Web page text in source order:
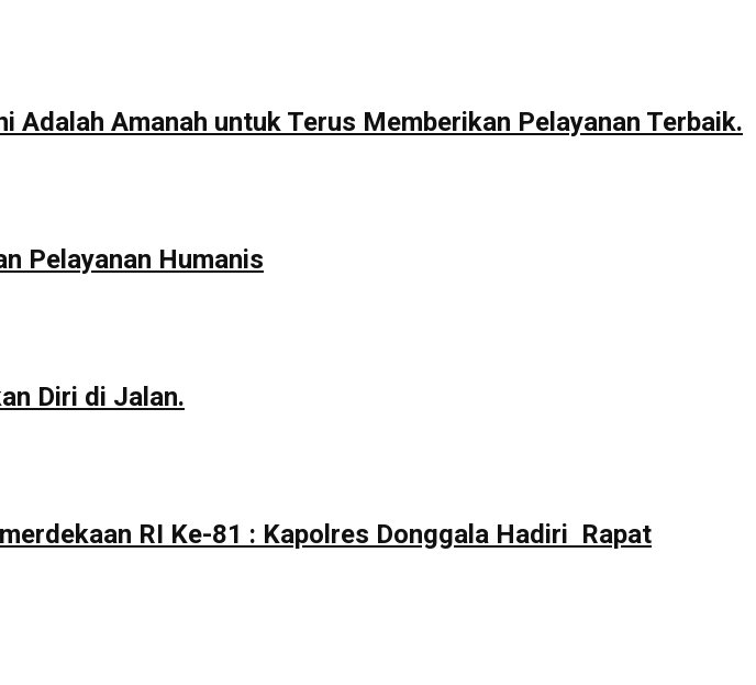
Amanah untuk Terus Memberikan Pelayanan Terbaik.
Pelayanan Humanis
Diri di Jalan.
RI Ke-81 : Kapolres Donggala Hadiri Rapat